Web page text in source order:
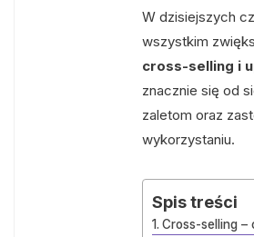
W dzisiejszych
wszystkim
cross-selling i
znacznie się od
zaletom oraz
wykorzystaniu.
Spis treści
Cross-selling –